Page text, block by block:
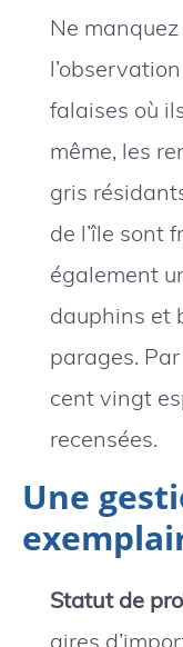
Ne
falaises où
même, les
gris
de l’île sont
également
dauphins et
parages.
cent vingt
recensées.
Une
Statut de
aires